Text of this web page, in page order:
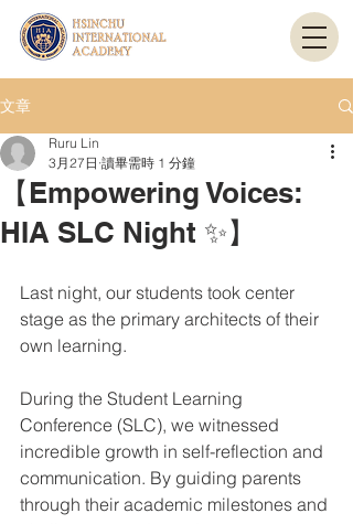
文章
【Empowering Voices:
HIA SLC Night ✨】
Ruru Lin
3月27日 讀畢需時 1 分鐘
Last night, our students took center
stage as the primary architects of their
own learning.
During the Student Learning
Conference (SLC), we witnessed
incredible growth in self-reflection and
communication. By guiding parents
through their academic milestones and